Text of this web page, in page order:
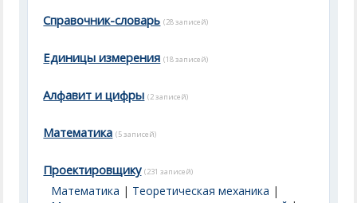
Справочник-словарь (28 записей)
Единицы измерения (18 записей)
Алфавит и цифры (2 записей)
Математика (5 записей)
Проектировщику (231 записей)
Математика | Теоретическая механика |